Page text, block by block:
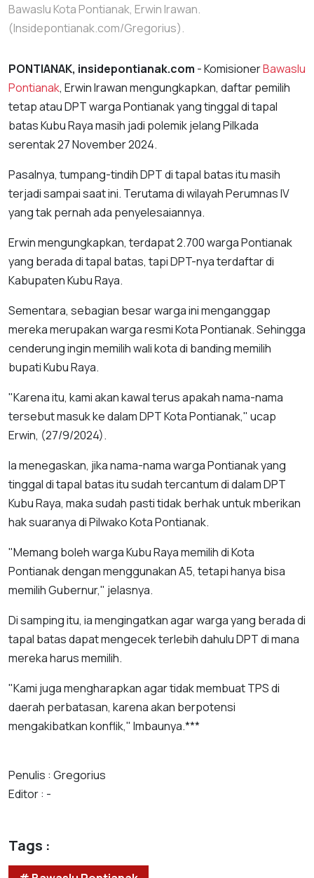
Bawaslu Kota Pontianak, Erwin Irawan.
(Insidepontianak.com/Gregorius).
PONTIANAK, insidepontianak.com - KomisionerBawaslu
Pontianak, Erwin Irawan mengungkapkan, daftar pemilih
tetap atau DPT warga Pontianak yang tinggal di tapal
batas Kubu Raya masih jadi polemik jelang Pilkada
serentak 27 November 2024.
Pasalnya, tumpang-tindih DPT di tapal batas itu masih
terjadi sampai saat ini. Terutama di wilayah Perumnas IV
yang tak pernah ada penyelesaiannya.
Erwin mengungkapkan, terdapat 2.700 warga Pontianak
yang berada di tapal batas, tapi DPT-nya terdaftar di
Kabupaten Kubu Raya.
Sementara, sebagian besar warga ini menganggap
mereka merupakan warga resmi Kota Pontianak. Sehingga
cenderung ingin memilih wali kota di banding memilih
bupati Kubu Raya.
"Karena itu, kami akan kawal terus apakah nama-nama
tersebut masuk ke dalam DPT Kota Pontianak," ucap
Erwin, (27/9/2024).
Ia menegaskan, jika nama-nama warga Pontianak yang
tinggal di tapal batas itu sudah tercantum di dalam DPT
Kubu Raya, maka sudah pasti tidak berhak untuk mberikan
hak suaranya di Pilwako Kota Pontianak.
"Memang boleh warga Kubu Raya memilih di Kota
Pontianak dengan menggunakan A5, tetapi hanya bisa
memilih Gubernur," jelasnya.
Di samping itu, ia mengingatkan agar warga yang berada di
tapal batas dapat mengecek terlebih dahulu DPT di mana
mereka harus memilih.
"Kami juga mengharapkan agar tidak membuat TPS di
daerah perbatasan, karena akan berpotensi
mengakibatkan konflik," Imbaunya.***
Penulis : Gregorius
Editor : -
Tags :